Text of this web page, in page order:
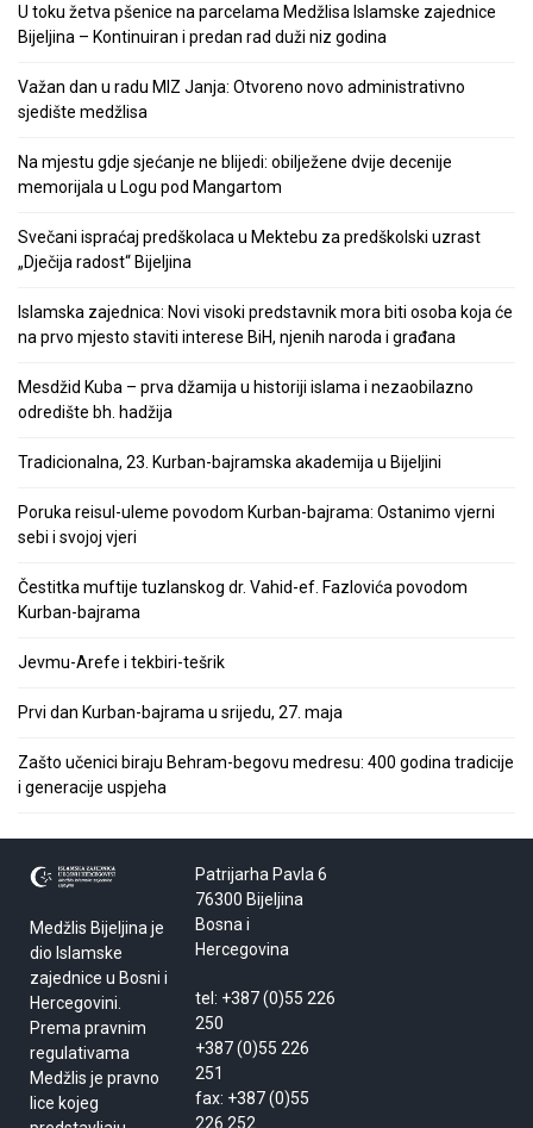
U toku žetva pšenice na parcelama Medžlisa Islamske zajednice
Bijeljina – Kontinuiran i predan rad duži niz godina
Važan dan u radu MIZ Janja: Otvoreno novo administrativno
sjedište medžlisa
Na mjestu gdje sjećanje ne blijedi: obilježene dvije decenije
memorijala u Logu pod Mangartom
Svečani ispraćaj predškolaca u Mektebu za predškolski uzrast
„Dječija radost“ Bijeljina
Islamska zajednica: Novi visoki predstavnik mora biti osoba koja će
na prvo mjesto staviti interese BiH, njenih naroda i građana
Mesdžid Kuba – prva džamija u historiji islama i nezaobilazno
odredište bh. hadžija
Tradicionalna, 23. Kurban-bajramska akademija u Bijeljini
Poruka reisul-uleme povodom Kurban-bajrama: Ostanimo vjerni
sebi i svojoj vjeri
Čestitka muftije tuzlanskog dr. Vahid-ef. Fazlovića povodom
Kurban-bajrama
Jevmu-Arefe i tekbiri-tešrik
Prvi dan Kurban-bajrama u srijedu, 27. maja
Zašto učenici biraju Behram-begovu medresu: 400 godina tradicije
i generacije uspjeha
Medžlis Bijeljina je
dio Islamske
zajednice u Bosni i
Hercegovini.
Prema pravnim
regulativama
Medžlis je pravno
lice kojeg
Patrijarha Pavla 6
76300 Bijeljina
Bosna i
Hercegovina
tel: +387 (0)55 226
250
+387 (0)55 226
251
fax: +387 (0)55
226 252